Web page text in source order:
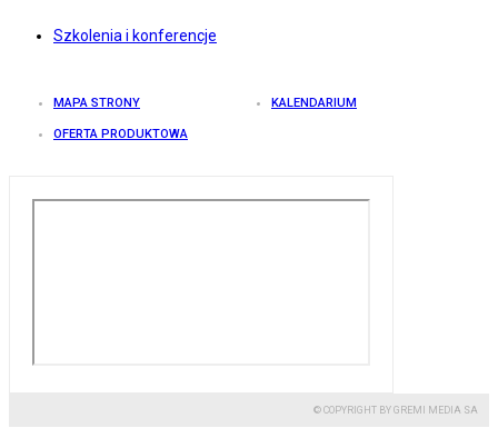
Szkolenia i konferencje
MAPA STRONY KALENDARIUM
OFERTA PRODUKTOWA
© COPYRIGHT BY GREMI MEDIA SA